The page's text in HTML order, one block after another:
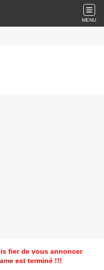
MENU
fier de vous annoncer
est terminé !!!